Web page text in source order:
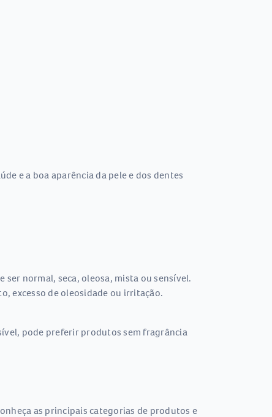
e a boa aparência da pele e dos dentes
normal, seca, oleosa, mista ou sensível.
excesso de oleosidade ou irritação.
pode preferir produtos sem fragrância
as principais categorias de produtos e